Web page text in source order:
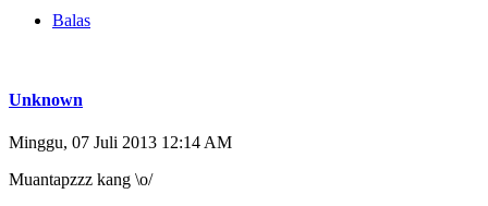
Balas
Unknown
Minggu, 07 Juli 2013 12:14 AM
Muantapzzz kang \o/